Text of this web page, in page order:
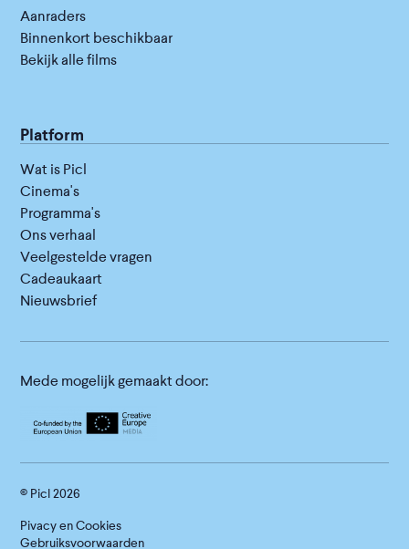
Aanraders
Binnenkort beschikbaar
Bekijk alle films
Platform
Wat is Picl
Cinema's
Programma's
Ons verhaal
Veelgestelde vragen
Cadeaukaart
Nieuwsbrief
Mede mogelijk gemaakt door:
© Picl2026
Pivacy en Cookies
Gebruiksvoorwaarden